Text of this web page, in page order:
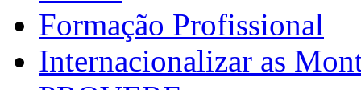
Formação Profissional
Internacionalizar as